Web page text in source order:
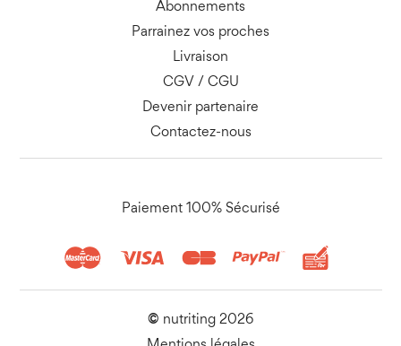
Abonnements
Parrainez vos proches
Livraison
CGV / CGU
Devenir partenaire
Contactez-nous
Paiement 100% Sécurisé
© nutriting 2026